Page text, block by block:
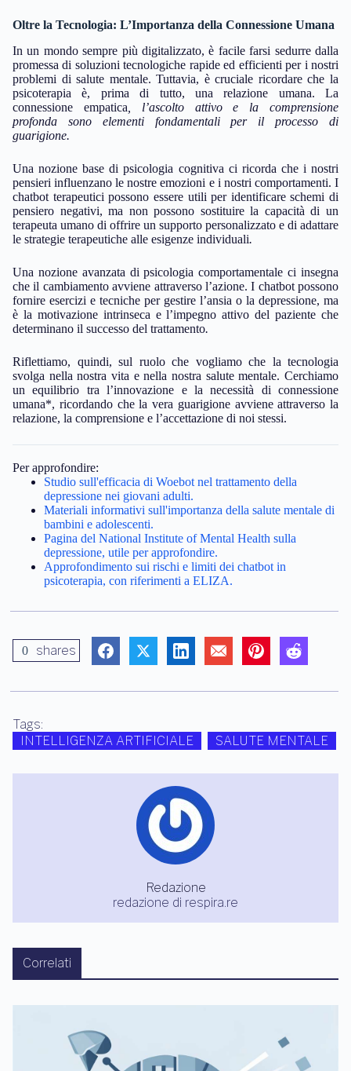
Oltre la Tecnologia: L’Importanza della Connessione Umana
In un mondo sempre più digitalizzato, è facile farsi sedurre dalla
promessa di soluzioni tecnologiche rapide ed efficienti per i nostri
problemi di salute mentale. Tuttavia, è cruciale ricordare che la
psicoterapia è, prima di tutto, una relazione umana. La
connessione empatica , l’ascolto attivo e la comprensione
profonda sono elementi fondamentali per il processo di
guarigione.
Una nozione base di psicologia cognitiva ci ricorda che i nostri
pensieri influenzano le nostre emozioni e i nostri comportamenti. I
chatbot terapeutici possono essere utili per identificare schemi di
pensiero negativi, ma non possono sostituire la capacità di un
terapeuta umano di offrire un supporto personalizzato e di adattare
le strategie terapeutiche alle esigenze individuali.
Una nozione avanzata di psicologia comportamentale ci insegna
che il cambiamento avviene attraverso l’azione. I chatbot possono
fornire esercizi e tecniche per gestire l’ansia o la depressione, ma
è la motivazione intrinseca e l’impegno attivo del paziente che
determinano il successo del trattamento.
Riflettiamo, quindi, sul ruolo che vogliamo che la tecnologia
svolga nella nostra vita e nella nostra salute mentale. Cerchiamo
un equilibrio tra l’innovazione e la necessità di connessione
umana*, ricordando che la vera guarigione avviene attraverso la
relazione, la comprensione e l’accettazione di noi stessi.
Per approfondire:
Studio sull'efficacia di Woebot nel trattamento della
depressione nei giovani adulti.
Materiali informativi sull'importanza della salute mentale di
bambini e adolescenti.
Pagina del National Institute of Mental Health sulla
depressione, utile per approfondire.
Approfondimento sui rischi e limiti dei chatbot in
psicoterapia, con riferimenti a ELIZA.
0 shares
Tags:
INTELLIGENZA ARTIFICIALE
SALUTE MENTALE
Redazione
redazione di respira.re
Correlati